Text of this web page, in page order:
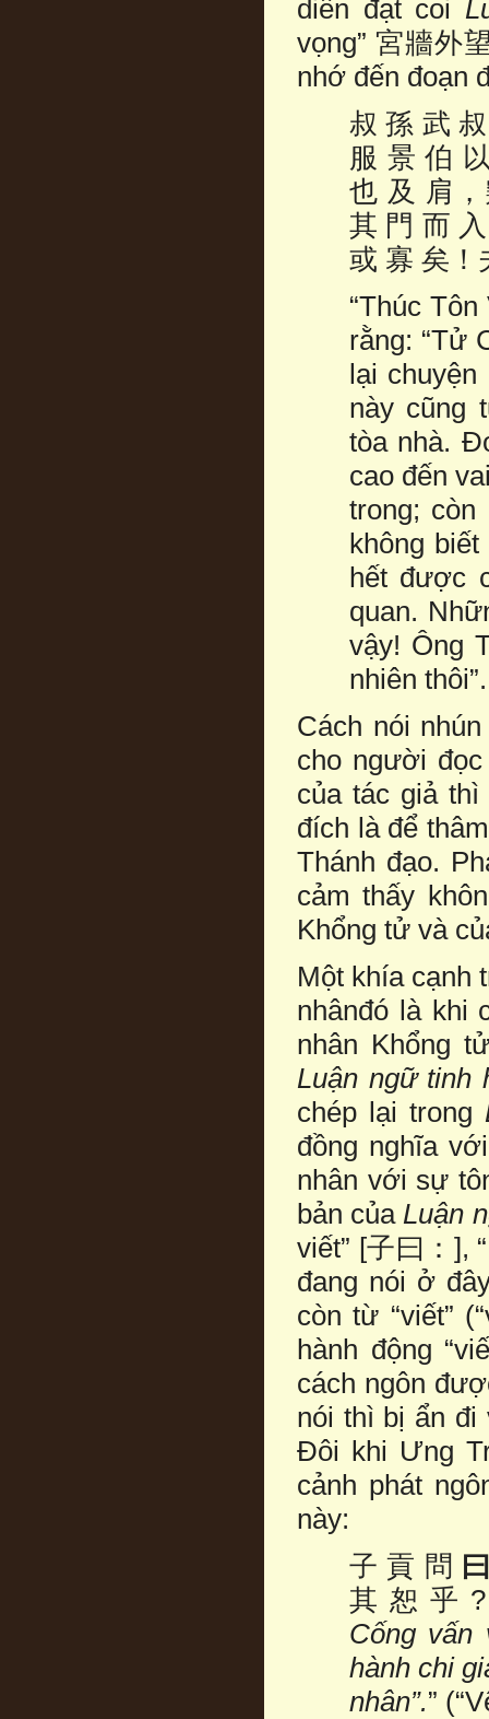
diễn đạt coi
vọng” 宮牆外
nhớ đến đoạn
叔 孫 武
服 景 伯
也 及 肩
其 門 而
或 寡 矣！
“Thúc
rằng: “Tử
lại
này cũng
tòa nhà.
cao đến
trong;
không
hết được
quan.
vậy! Ông
nhiên
Cách nói
cho người
của tác giả
đích là để
Thánh đạo.
cảm thấy
Khổng tử và
Một khía cạnh
nhânđó là khi
nhân Khổng
Luận ngữ tinh
chép lại trong
đồng nghĩa
nhân với sự
bản của Luận
viết” [子曰：],
đang nói ở
còn từ “viết”
hành động
cách ngôn
nói thì bị ẩn đi
Đôi khi Ưng
cảnh phát
này:
子 貢 問
其 恕 乎
Cống vấn
hành chi
nhân”.”